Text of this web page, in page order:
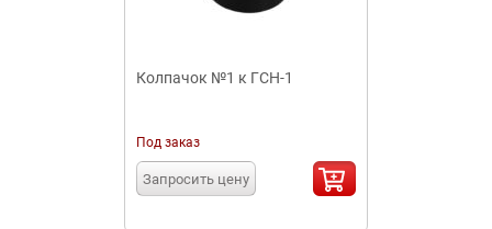
Колпачок №1 к ГСН-1
Под заказ
Запросить цену